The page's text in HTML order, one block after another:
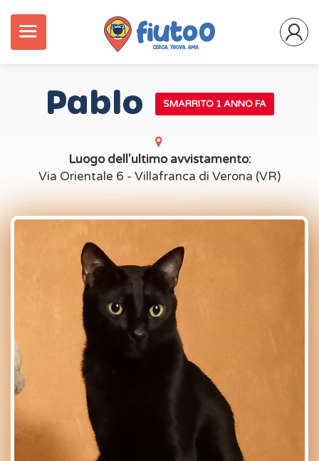
Pablo SMARRITO 1 ANNO FA
Luogo dell'ultimo avvistamento:
Via Orientale 6 - Villafranca di Verona (VR)